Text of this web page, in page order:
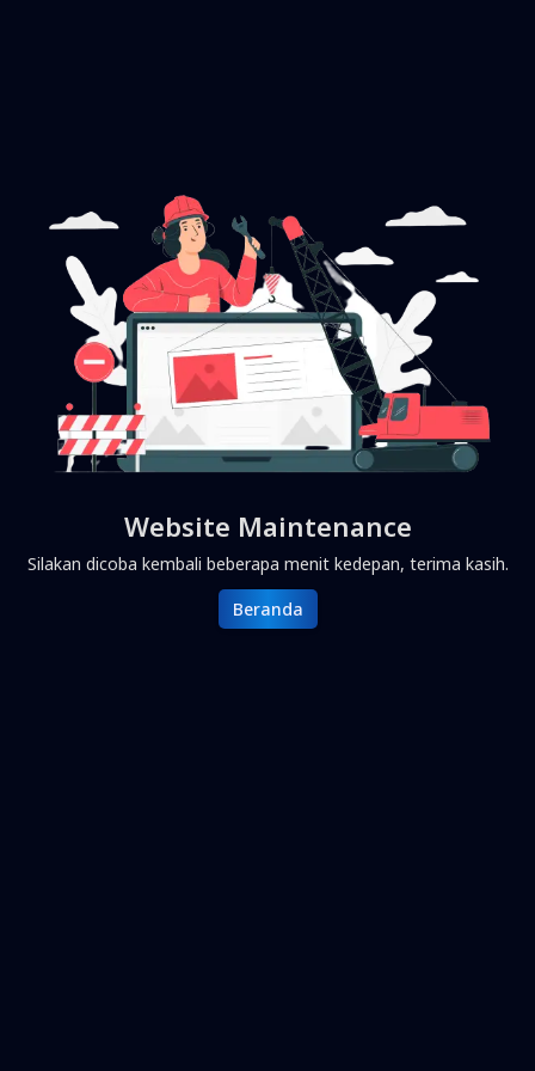
Website Maintenance
Silakan dicoba kembali beberapa menit kedepan, terima kasih.
Beranda